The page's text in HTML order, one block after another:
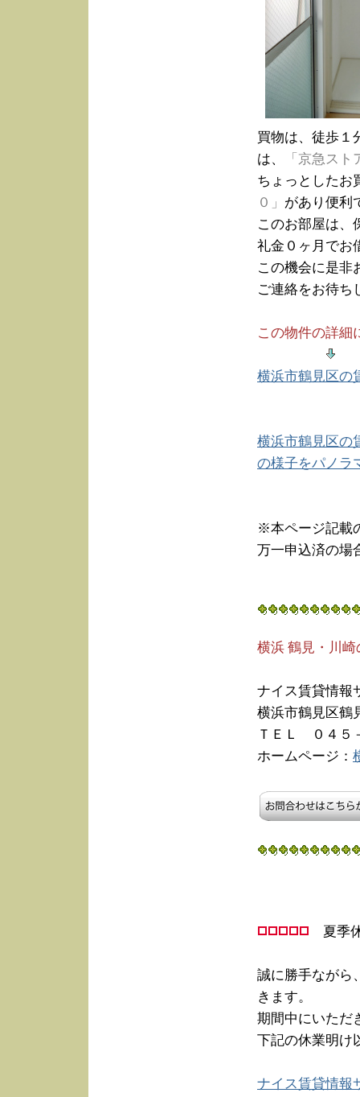
買物は、徒歩１
は、
「京急スト
ちょっとしたお
０」 があり便利
このお部屋は、
礼金０ヶ月でお
この機会に是非
ご連絡をお待ち
この物件の詳細
横浜市鶴見区
横浜市鶴見区
の様子をパノラ
※本ページ記載
万一申込済の場
横浜 鶴見・川
ナイス賃貸情報
横浜市鶴見区鶴
ＴＥＬ ０４５
ホームページ：
夏季
誠に勝手ながら
きます。
期間中にいただ
下記の休業明け
ナイス賃貸情報